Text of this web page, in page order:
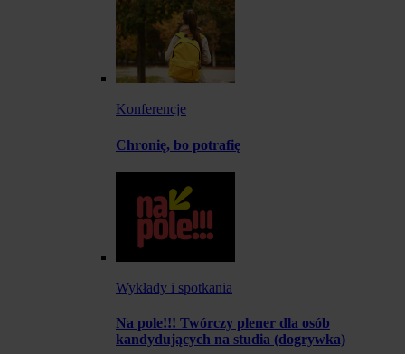
Konferencje
Chronię, bo potrafię
Wykłady i spotkania
Na pole!!! Twórczy plener dla osób
kandydujących na studia (dogrywka)